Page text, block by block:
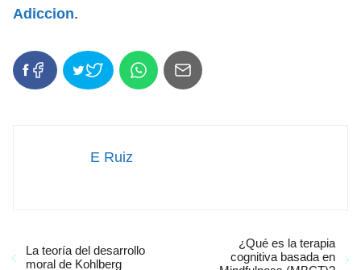
Adiccion.
E Ruiz
La teoría del desarrollo
moral de Kohlberg
¿Qué es la terapia
cognitiva basada en